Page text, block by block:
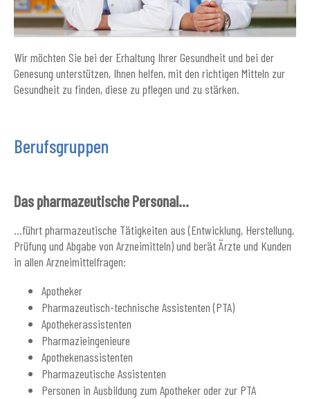
Wir möchten Sie bei der Erhaltung Ihrer Gesundheit und bei der
Genesung unterstützen, Ihnen helfen, mit den richtigen Mitteln zur
Gesundheit zu finden, diese zu pflegen und zu stärken.
Berufsgruppen
Das pharmazeutische Personal...
...führt pharmazeutische Tätigkeiten aus (Entwicklung, Herstellung,
Prüfung und Abgabe von Arzneimitteln) und berät Ärzte und Kunden
in allen Arzneimittelfragen:
Apotheker
Pharmazeutisch-technische Assistenten (PTA)
Apothekerassistenten
Pharmazieingenieure
Apothekenassistenten
Pharmazeutische Assistenten
Personen in Ausbildung zum Apotheker oder zur PTA